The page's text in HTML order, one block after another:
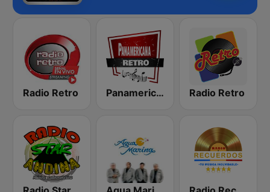
Radio Retro Panamericana Retro Rock Radio Retro